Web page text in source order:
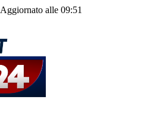
Aggiornato alle 09:51